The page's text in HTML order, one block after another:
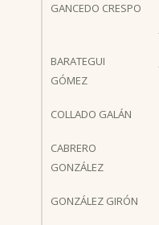
GANCEDO CRESPO
BARATEGUI
GÓMEZ
COLLADO GALÁN
CABRERO
GONZÁLEZ
GONZÁLEZ GIRÓN